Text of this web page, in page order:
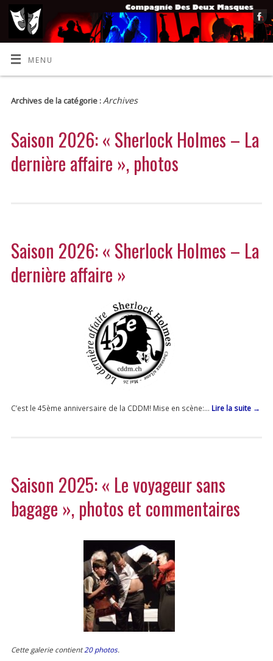
MENU
Archives de la catégorie :Archives
Saison 2026: « Sherlock Holmes – La
dernière affaire », photos
Saison 2026: « Sherlock Holmes – La
dernière affaire »
C’est le 45ème anniversaire de la CDDM! Mise en scène:… Lire la suite →
Saison 2025: « Le voyageur sans
bagage », photos et commentaires
Cette galerie contient20 photos.